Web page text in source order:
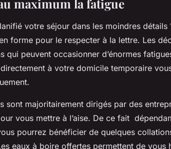
maximum la fatigue
votre séjour dans les moindres détails
forme pour le respecter à la lettre. Les
qui peuvent occasionner d’énormes
à votre domicile temporaire
sont majoritairement dirigés par des
vous mettre à l’aise. De ce fait
pourrez bénéficier de quelques
eaux à boire offertes permettent de vous